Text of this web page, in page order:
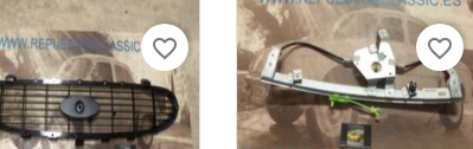
favorite_border favorite_border